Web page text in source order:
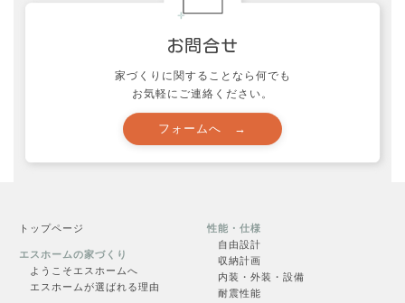
申し込む →
見学会一覧
家づくりに関することなら何でも
お気軽にご連絡ください。
トップページ
エスホームの家づくり
ようこそエスホームへ
エスホームが選ばれる理由
性能・仕様
自由設計
収納計画
内装・外装・設備
耐震性能